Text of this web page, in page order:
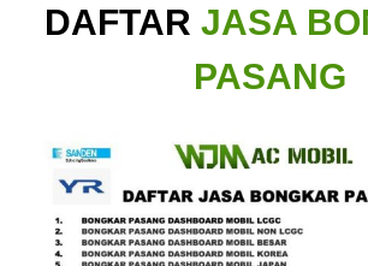
DAFTAR JASA
PASANG